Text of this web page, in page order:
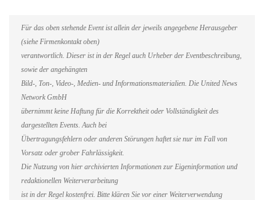
Für das oben stehende Event ist allein der jeweils angegebene Herausgeber
(siehe Firmenkontakt oben)
verantwortlich. Dieser ist in der Regel auch Urheber der Eventbeschreibung,
sowie der angehängten
Bild-, Ton-, Video-, Medien- und Informationsmaterialien. Die United News
Network GmbH
übernimmt keine Haftung für die Korrektheit oder Vollständigkeit des
dargestellten Events. Auch bei
Übertragungsfehlern oder anderen Störungen haftet sie nur im Fall von
Vorsatz oder grober Fahrlässigkeit.
Die Nutzung von hier archivierten Informationen zur Eigeninformation und
redaktionellen Weiterverarbeitung
ist in der Regel kostenfrei. Bitte klären Sie vor einer Weiterverwendung